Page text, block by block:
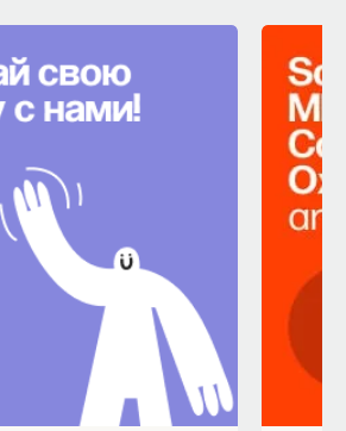
Дубровский
сотрудник Центра независимых
исследований, член
центра Санкт-Петербурга